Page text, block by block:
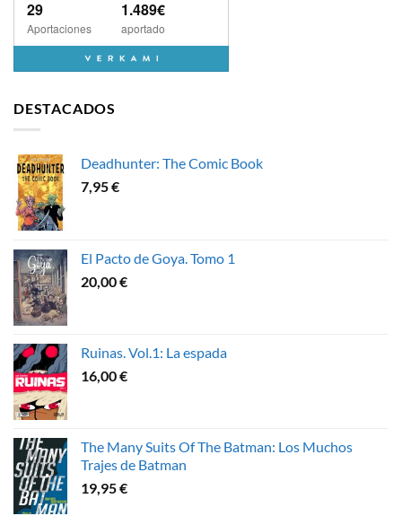
DESTACADOS
Deadhunter: The Comic Book
7,95€
El Pacto de Goya. Tomo 1
20,00€
Ruinas. Vol.1: La espada
16,00€
The Many Suits Of The Batman: Los Muchos
Trajes de Batman
19,95€